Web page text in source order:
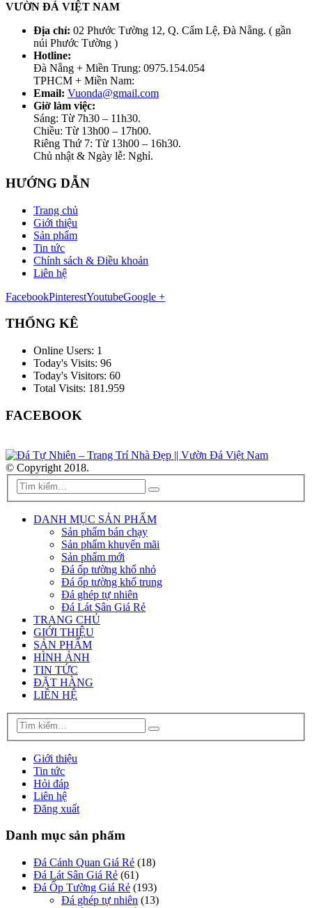
VƯỜN ĐÁ VIỆT NAM
Địa chỉ: 02 Phước Tường 12, Q. Cẩm Lệ, Đà Nẵng. ( gần
núi Phước Tường )
Hotline:
Đà Nẵng + Miền Trung: 0975.154.054
TPHCM + Miền Nam:
Email: Vuonda@gmail.com
Giờ làm việc:
Sáng: Từ 7h30 – 11h30.
Chiều: Từ 13h00 – 17h00.
Riêng Thứ 7: Từ 13h00 – 16h30.
Chủ nhật & Ngày lễ: Nghỉ.
HƯỚNG DẪN
Trang chủ
Giới thiệu
Sản phẩm
Tin tức
Chính sách & Điều khoản
Liên hệ
FacebookPinterestYoutubeGoogle +
THỐNG KÊ
Online Users: 1
Today's Visits: 96
Today's Visitors: 60
Total Visits: 181.959
FACEBOOK
© Copyright 2018.
DANH MỤC SẢN PHẨM
Sản phẩm bán chạy
Sản phẩm khuyến mãi
Sản phẩm mới
Đá ốp tường khổ nhỏ
Đá ốp tường khổ trung
Đá ghép tự nhiên
Đá Lát Sân Giá Rẻ
TRANG CHỦ
GIỚI THIỆU
SẢN PHẨM
HÌNH ẢNH
TIN TỨC
ĐẶT HÀNG
LIÊN HỆ
Giới thiệu
Tin tức
Hỏi đáp
Liên hệ
Đăng xuất
Danh mục sản phẩm
Đá Cảnh Quan Giá Rẻ (18)
Đá Lát Sân Giá Rẻ (61)
Đá Ốp Tường Giá Rẻ (193)
Đá ghép tự nhiên (13)